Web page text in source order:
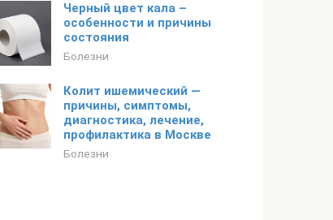
Черный цвет кала –
особенности и причины
состояния
Болезни
Колит ишемический —
причины, симптомы,
диагностика, лечение,
профилактика в Москве
Болезни